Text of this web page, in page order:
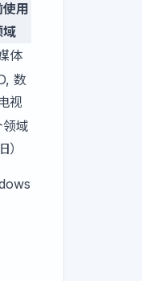
用
域
体
数
视
域
）